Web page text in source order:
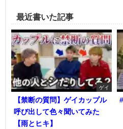
最近書いた記事
ゲイ
【禁断の質問】ゲイカップル
呼び出して色々聞いてみた
【雨とヒキ】